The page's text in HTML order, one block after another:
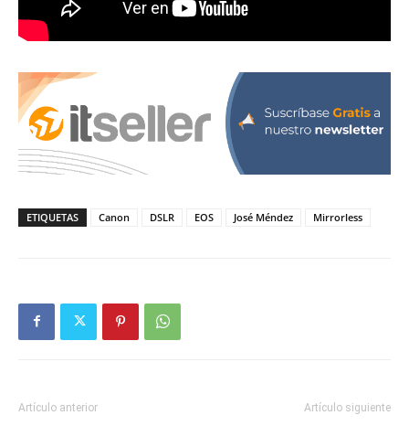
ETIQUETAS Canon DSLR EOS José Méndez Mirrorless
Artículo anterior Artículo siguiente